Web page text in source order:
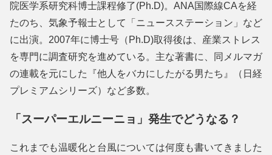
院医学系研究科博士課程修了(Ph.D)。ANA国際線CAを経
たのち、気象予報士として「ニュースステーション」など
に出演。2007年に博士号（Ph.D)取得後は、産業ストレス
を専門に調査研究を進めている。主な著書に、同メルマガ
の連載を元にした『他人をバカにしたがる男たち』（日経
プレミアムシリーズ）など多数。
「スーパーエルニーニョ」発生でどうなる？
これまでも温暖化と台風については何度も書いてきました